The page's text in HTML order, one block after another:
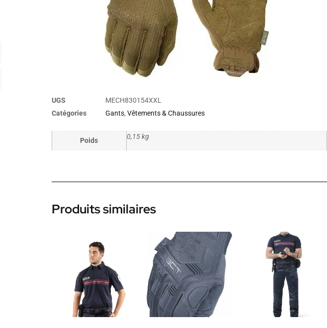
UGS
MECH830154XXL
Catégories
Gants, Vêtements & Chaussures
Poids 0,15 kg
Produits similaires